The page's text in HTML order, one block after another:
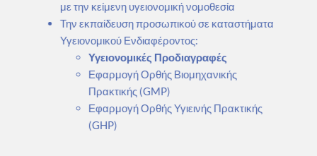
με την κείμενη υγειονομική νομοθεσία
Την εκπαίδευση προσωπικού σε καταστήματα
Υγειονομικού Ενδιαφέροντος:
Υγειονομικές Προδιαγραφές
Εφαρμογή Ορθής Βιομηχανικής
Πρακτικής (GMP)
Εφαρμογή Ορθής Υγιεινής Πρακτικής
(GHP)